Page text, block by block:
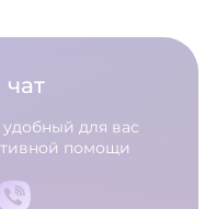
для вас
помощи